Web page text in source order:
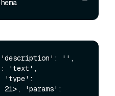
'description': '',
'text',
'type':
21>, 'params':